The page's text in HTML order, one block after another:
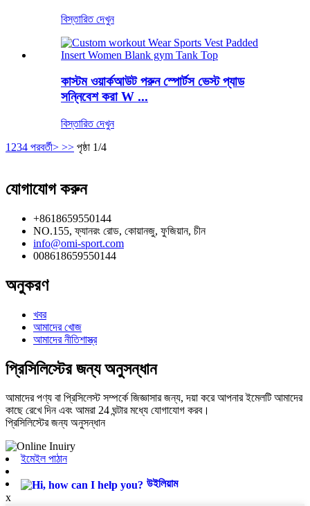
বিস্তারিত দেখুন
কাস্টম ওয়ার্কআউট পরুন স্পোর্টস ভেস্ট প্যাড
সন্নিবেশ করা W ...
বিস্তারিত দেখুন
1 234 পরবর্তী> >> পৃষ্ঠা 1/4
যোগাযোগ করুন
+8618659550144
NO.155, ফ্যানরং রোড, কোয়ানজু, ফুজিয়ান, চীন
info@omi-sport.com
008618659550144
অনুকরণ
খবর
আমাদের খোজ
আমাদের নীতিশাস্ত্র
প্রিসিলিস্টের জন্য অনুসন্ধান
আমাদের পণ্য বা প্রিসিলেস্ট সম্পর্কে জিজ্ঞাসার জন্য, দয়া করে আপনার ইমেলটি আমাদের
কাছে রেখে দিন এবং আমরা 24 ঘন্টার মধ্যে যোগাযোগ করব।
প্রিসিলিস্টের জন্য অনুসন্ধান
ইমেইল পাঠান
উইলিয়াম
x